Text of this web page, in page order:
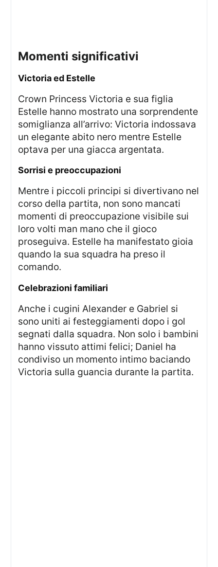
momenti significativi
Victoria ed Estelle
Crown Princess Victoria e sua figlia
Estelle hanno mostrato una sorprendente
somiglianza all’arrivo: Victoria indossava
un elegante abito nero mentre Estelle
optava per una giacca argentata.
sorrisi e preoccupazioni
Mentre i piccoli principi si divertivano nel
corso della partita, non sono mancati
momenti di preoccupazione visibile sui
loro volti man mano che il gioco
proseguiva. Estelle ha manifestato gioia
quando la sua squadra ha preso il
comando.
celebrazioni familiari
Anche i cugini Alexander e Gabriel si
sono uniti ai festeggiamenti dopo i gol
segnati dalla squadra. Non solo i bambini
hanno vissuto attimi felici; Daniel ha
condiviso un momento intimo baciando
Victoria sulla guancia durante la partita.